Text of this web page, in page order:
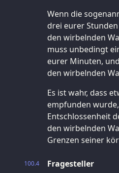
Wenn die
drei eurer
den wirbelnden
muss unbedingt
eurer Minuten,
den wirbelnden
Es ist wahr, dass
empfunden
Entschlossenheit
den wirbelnden
Grenzen seiner
100.4
Fragesteller